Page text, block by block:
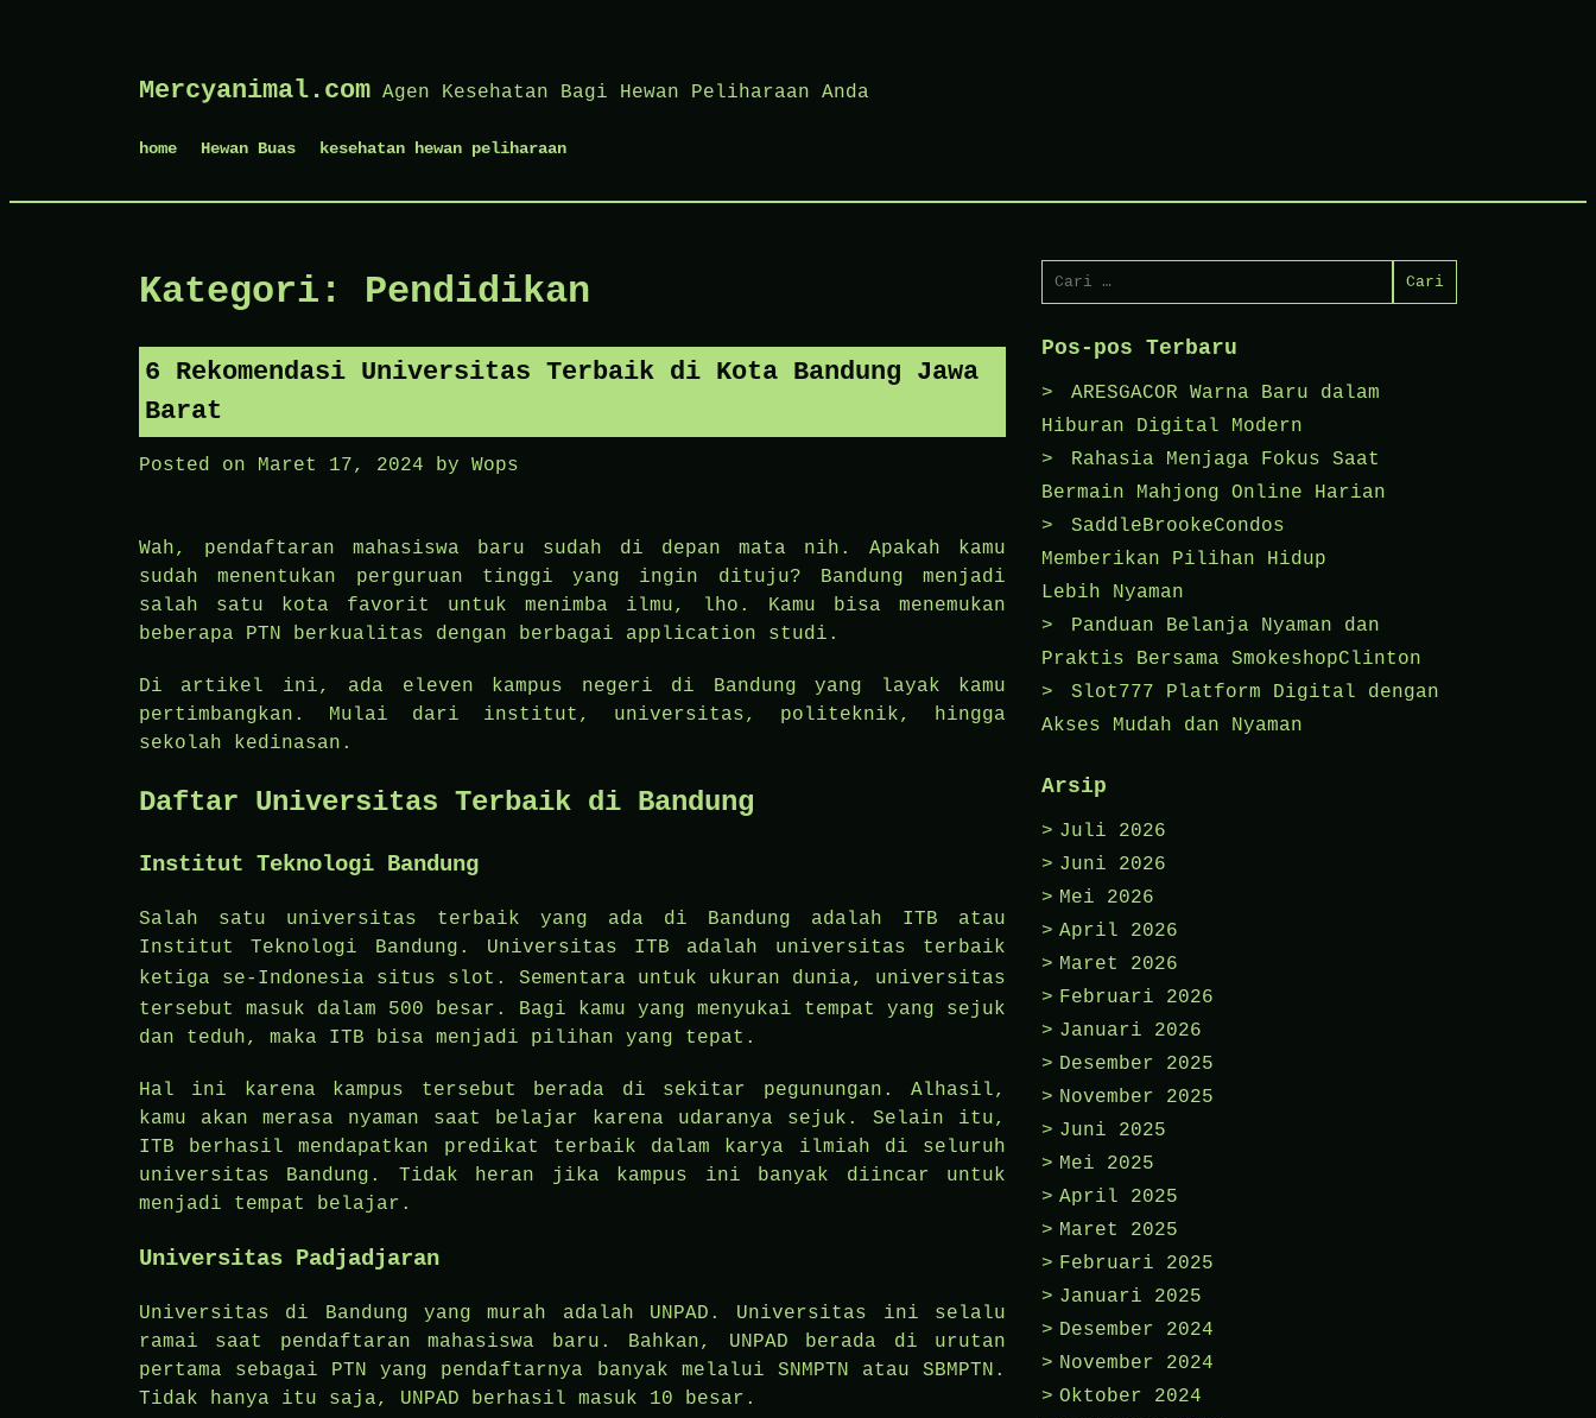
Mercyanimal.com Agen Kesehatan Bagi Hewan Peliharaan Anda
home Hewan Buas kesehatan hewan peliharaan
Kategori: Pendidikan
6 Rekomendasi Universitas Terbaik di Kota Bandung Jawa
Barat
Posted on Maret 17, 2024 by Wops
Wah, pendaftaran mahasiswa baru sudah di depan mata nih. Apakah kamu
sudah menentukan perguruan tinggi yang ingin dituju? Bandung menjadi
salah satu kota favorit untuk menimba ilmu, lho. Kamu bisa menemukan
beberapa PTN berkualitas dengan berbagai application studi.
Di artikel ini, ada eleven kampus negeri di Bandung yang layak kamu
pertimbangkan. Mulai dari institut, universitas, politeknik, hingga
sekolah kedinasan.
Daftar Universitas Terbaik di Bandung
Institut Teknologi Bandung
Salah satu universitas terbaik yang ada di Bandung adalah ITB atau
Institut Teknologi Bandung. Universitas ITB adalah universitas terbaik
ketiga se-Indonesia situs slot . Sementara untuk ukuran dunia, universitas
tersebut masuk dalam 500 besar. Bagi kamu yang menyukai tempat yang sejuk
dan teduh, maka ITB bisa menjadi pilihan yang tepat.
Hal ini karena kampus tersebut berada di sekitar pegunungan. Alhasil,
kamu akan merasa nyaman saat belajar karena udaranya sejuk. Selain itu,
ITB berhasil mendapatkan predikat terbaik dalam karya ilmiah di seluruh
universitas Bandung. Tidak heran jika kampus ini banyak diincar untuk
menjadi tempat belajar.
Universitas Padjadjaran
Universitas di Bandung yang murah adalah UNPAD. Universitas ini selalu
ramai saat pendaftaran mahasiswa baru. Bahkan, UNPAD berada di urutan
pertama sebagai PTN yang pendaftarnya banyak melalui SNMPTN atau SBMPTN.
Tidak hanya itu saja, UNPAD berhasil masuk 10 besar.
Cari
untuk:
Pos-pos Terbaru
ARESGACOR Warna Baru dalam
Hiburan Digital Modern
Rahasia Menjaga Fokus Saat
Bermain Mahjong Online Harian
SaddleBrookeCondos
Memberikan Pilihan Hidup
Lebih Nyaman
Panduan Belanja Nyaman dan
Praktis Bersama SmokeshopClinton
Slot777 Platform Digital dengan
Akses Mudah dan Nyaman
Arsip
Juli 2026
Juni 2026
Mei 2026
April 2026
Maret 2026
Februari 2026
Januari 2026
Desember 2025
November 2025
Juni 2025
Mei 2025
April 2025
Maret 2025
Februari 2025
Januari 2025
Desember 2024
November 2024
Oktober 2024